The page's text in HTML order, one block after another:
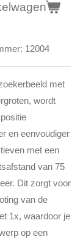
12004
met
wordt
en eenvoudiger
met een
van 75
Dit zorgt voor
van de
1x, waardoor je
op een